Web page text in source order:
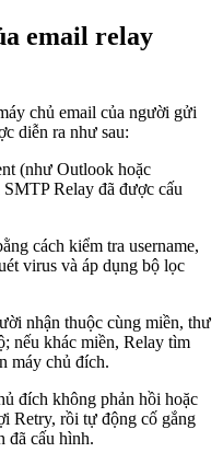
email relay
chủ email của người gửi
diễn ra như sau:
(như Outlook hoặc
Relay đã được cấu
cách kiểm tra username,
virus và áp dụng bộ lọc
nhận thuộc cùng miền, thư
nếu khác miền, Relay tìm
máy chủ đích.
đích không phản hồi hoặc
Retry, rồi tự động cố gắng
đã cấu hình.